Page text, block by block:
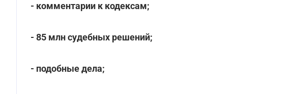
- комментарии к кодексам;
- 85 млн судебных решений;
- подобные дела;